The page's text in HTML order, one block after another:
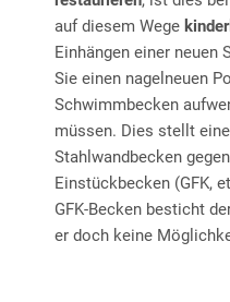
auf diesem Wege
Einhängen einer
Sie einen nagelneuen
Schwimmbecken
müssen. Dies stellt
Stahlwandbecken
Einstückbecken (GFK,
GFK-Becken besticht
er doch keine